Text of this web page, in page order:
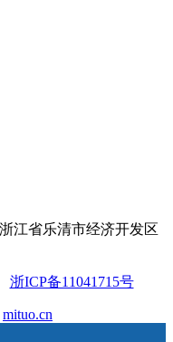
江省乐清市经济开发区
浙ICP备11041715号
mituo.cn